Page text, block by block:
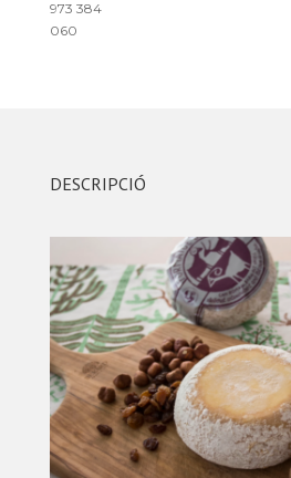
973 384
060
DESCRIPCIÓ